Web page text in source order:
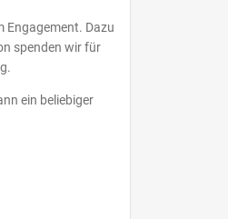
Engagement. Dazu
spenden wir für
ein beliebiger